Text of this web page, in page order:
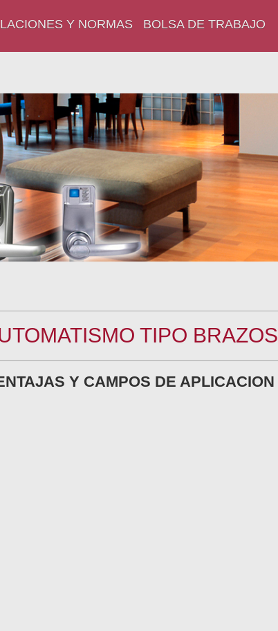
Y NORMAS BOLSA DE TRABAJO
TIPO BRAZOS
Y CAMPOS DE APLICACION